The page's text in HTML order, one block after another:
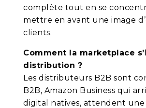
complète tout en se
mettre en avant une image
clients.
Comment la marketplace
distribution ?
Les distributeurs B2B sont
B2B, Amazon Business qui
digital natives, attendent